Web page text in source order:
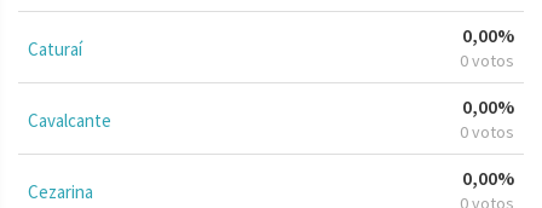
Caturaí
0,00%
0 votos
Cavalcante
0,00%
0 votos
Cezarina
0,00%
0 votos